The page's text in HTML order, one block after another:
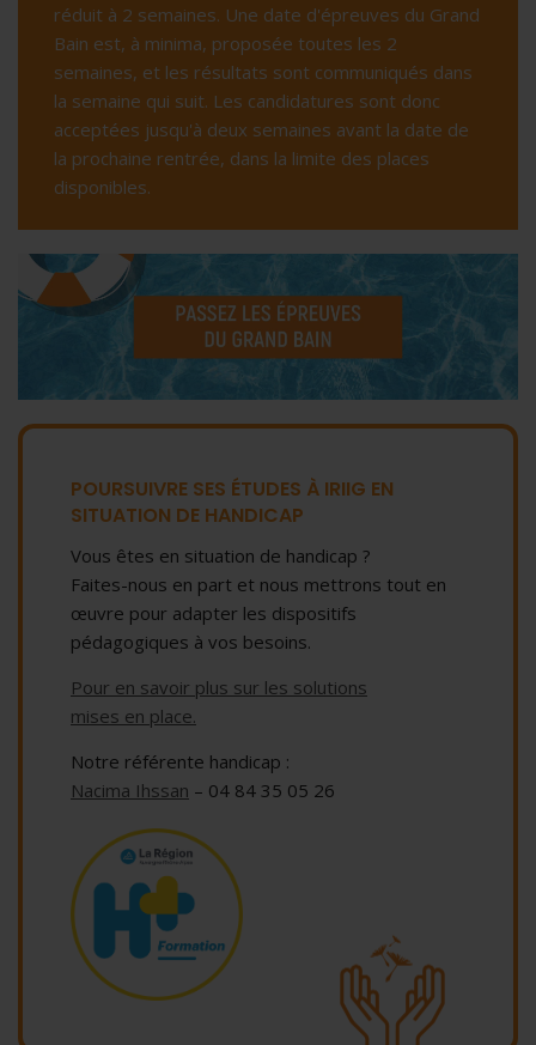
réduit à 2 semaines. Une date d'épreuves du Grand
Bain est, à minima, proposée toutes les 2
semaines, et les résultats sont communiqués dans
la semaine qui suit. Les candidatures sont donc
acceptées jusqu'à deux semaines avant la date de
la prochaine rentrée, dans la limite des places
disponibles.
POURSUIVRE SES ÉTUDES À IRIIG EN
SITUATION DE HANDICAP
Vous êtes en situation de handicap ?
Faites-nous en part et nous mettrons tout en
œuvre pour adapter les dispositifs
pédagogiques à vos besoins.
Pour en savoir plus sur les solutions
mises en place.
Notre référente handicap :
Nacima Ihssan – 04 84 35 05 26